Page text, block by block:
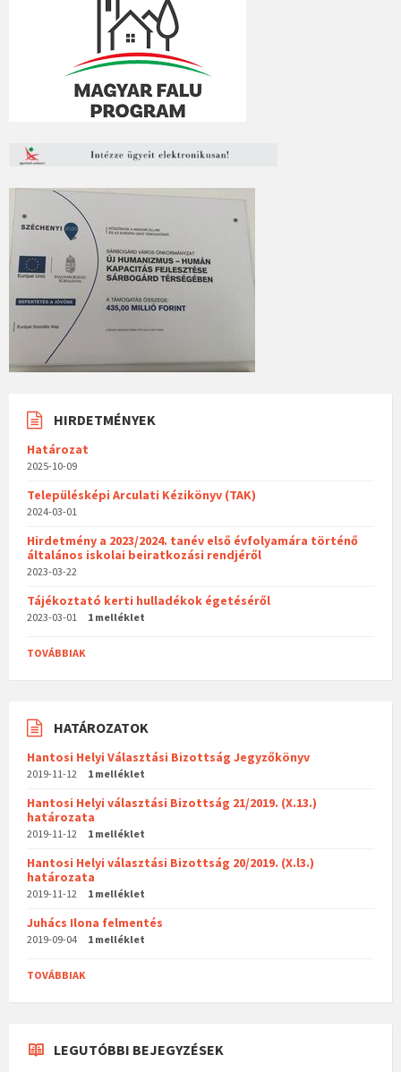
HIRDETMÉNYEK
Határozat
2025-10-09
Településképi Arculati Kézikönyv (TAK)
2024-03-01
Hirdetmény a 2023/2024. tanév első évfolyamára történő
általános iskolai beiratkozási rendjéről
2023-03-22
Tájékoztató kerti hulladékok égetéséről
2023-03-01 1 melléklet
TOVÁBBIAK
HATÁROZATOK
Hantosi Helyi Választási Bizottság Jegyzőkönyv
2019-11-12 1 melléklet
Hantosi Helyi választási Bizottság 21/2019. (X.13.)
határozata
2019-11-12 1 melléklet
Hantosi Helyi választási Bizottság 20/2019. (X.l3.)
határozata
2019-11-12 1 melléklet
Juhács Ilona felmentés
2019-09-04 1 melléklet
TOVÁBBIAK
LEGUTÓBBI BEJEGYZÉSEK